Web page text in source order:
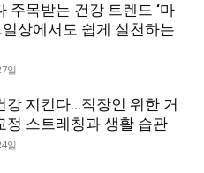
주목받는 건강 트렌드 ‘마
상에서도 쉽게 실천하는
일
강 지킨다…직장인 위한 거
정 스트레칭과 생활 습관
일